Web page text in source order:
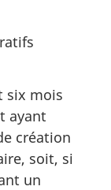
six mois
ayant
création
soit, si
un